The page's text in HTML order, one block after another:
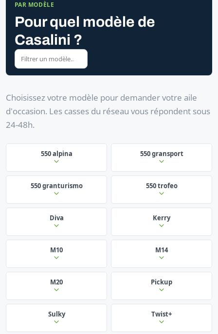
PAR MODÈLE
Pour quel modèle de
Casalini ?
Choisissez votre modèle pour demander votre aile
d'occasion. Les casses du réseau vous répondent sous
24-48h.
550 alpina 550 gransport
550 granturismo 550 trofeo
Diva Kerry
M10 M14
M20 Pickup
Sulky Twist+